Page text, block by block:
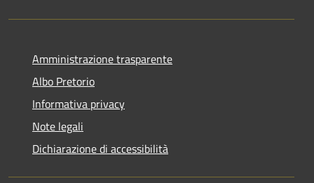
Amministrazione trasparente
Albo Pretorio
Informativa privacy
Note legali
Dichiarazione di accessibilità